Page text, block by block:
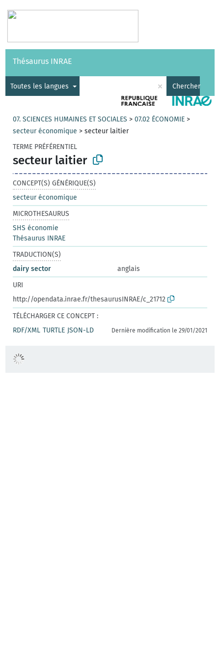
Vocabulaires API
Thésaurus INRAE
Toutes les langues × Chercher
07. SCIENCES HUMAINES ET SOCIALES >07.02 ÉCONOMIE >
secteur économique >secteur laitier
TERME PRÉFÉRENTIEL
secteur laitier
CONCEPT(S) GÉNÉRIQUE(S)
secteur économique
MICROTHESAURUS
SHS économie
Thésaurus INRAE
TRADUCTION(S)
dairy sector
anglais
URI
http://opendata.inrae.fr/thesaurusINRAE/c_21712
TÉLÉCHARGER CE CONCEPT :
RDF/XML TURTLE JSON-LD Dernière modification le 29/01/2021